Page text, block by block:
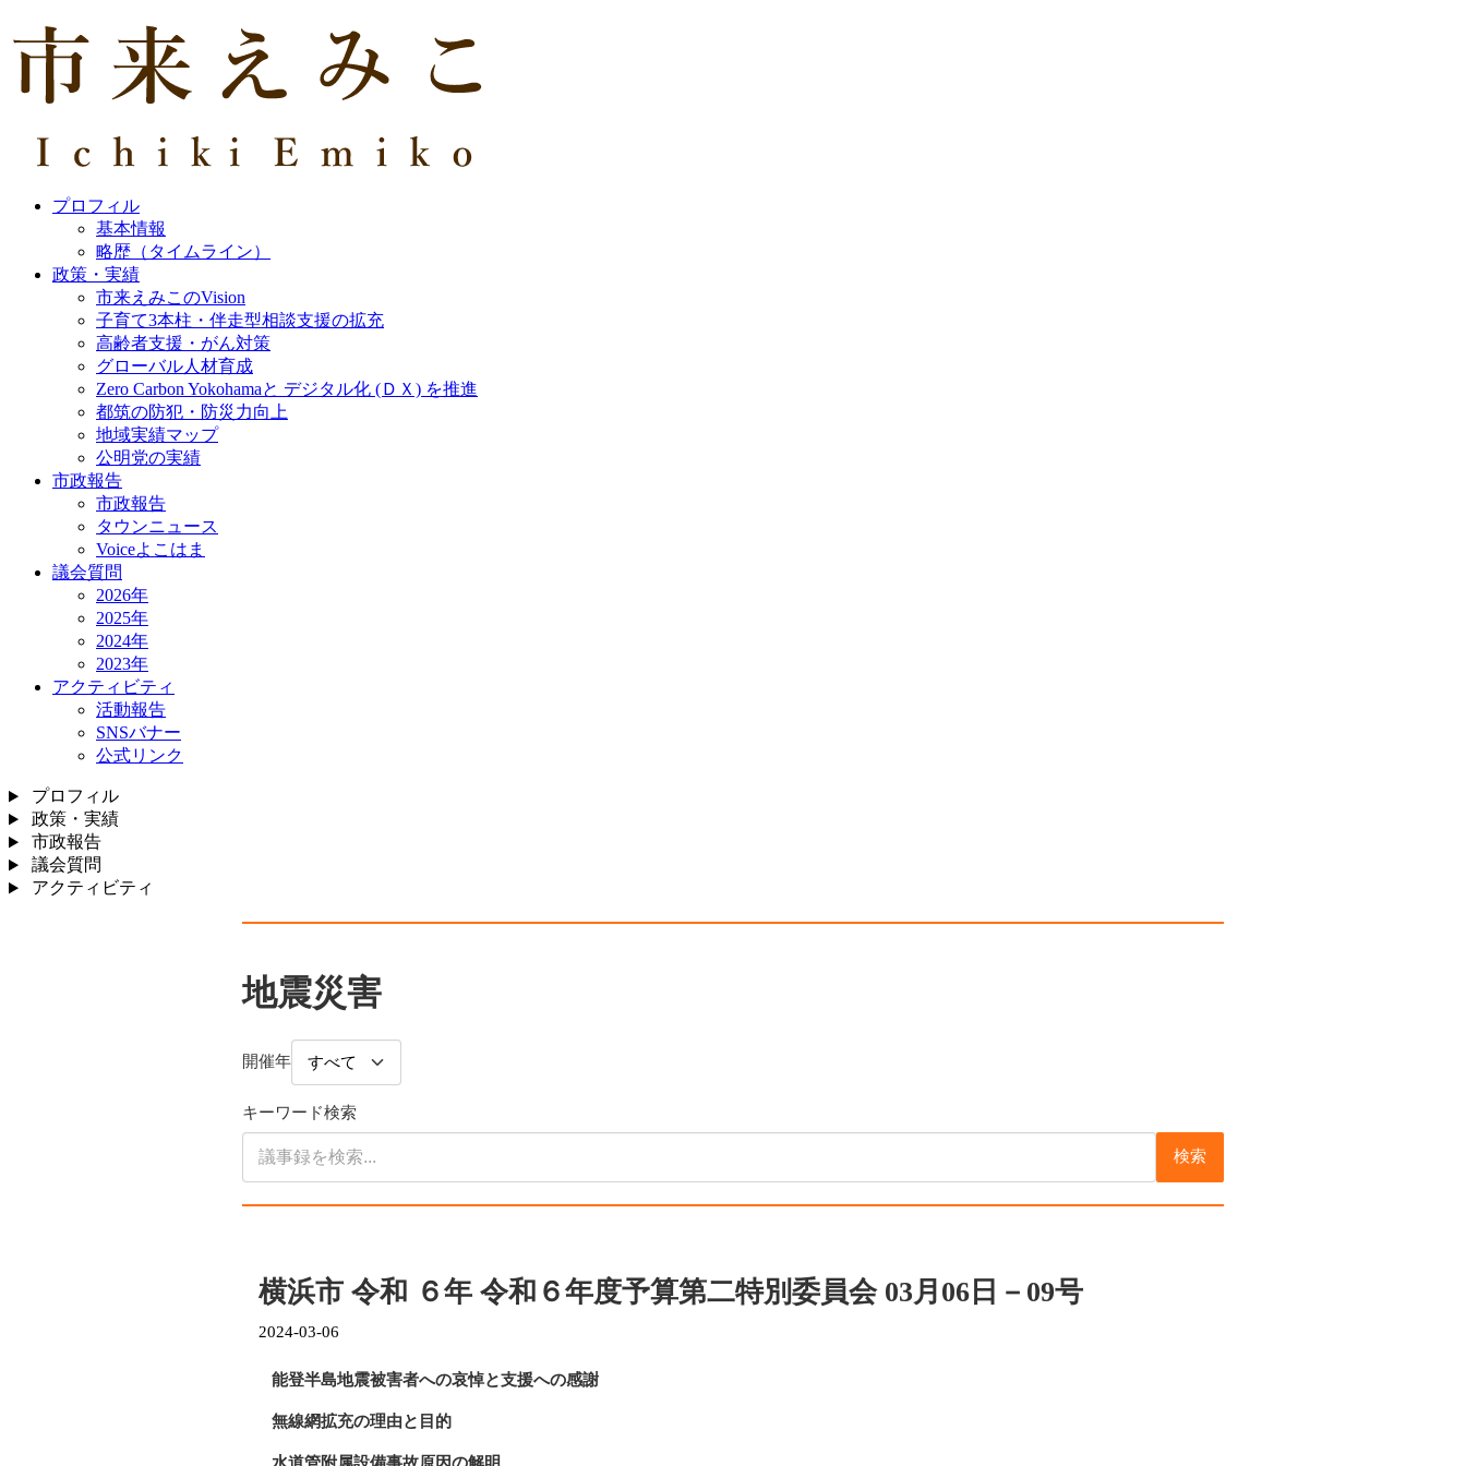
プロフィル
基本情報
略歴（タイムライン）
政策・実績
市来えみこのVision
子育て3本柱・伴走型相談支援の拡充
高齢者支援・がん対策
グローバル人材育成
Zero Carbon Yokohamaと デジタル化 (ＤＸ) を推進
都筑の防犯・防災力向上
地域実績マップ
公明党の実績
市政報告
市政報告
タウンニュース
Voiceよこはま
議会質問
2026年
2025年
2024年
2023年
アクティビティ
活動報告
SNSバナー
公式リンク
プロフィル
政策・実績
市政報告
議会質問
アクティビティ
地震災害
開催年
キーワード検索
検索
横浜市 令和 ６年 令和６年度予算第二特別委員会 03月06日－09号
2024-03-06
能登半島地震被害者への哀悼と支援への感謝
無線網拡充の理由と目的